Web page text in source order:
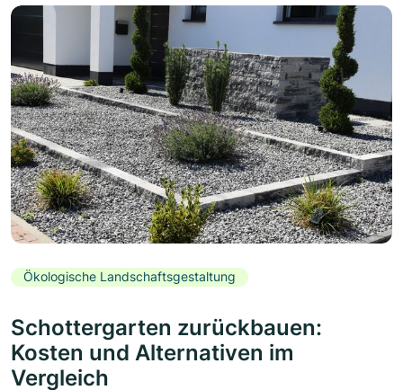
Ökologische Landschaftsgestaltung
Schottergarten zurückbauen:
Kosten und Alternativen im
Vergleich